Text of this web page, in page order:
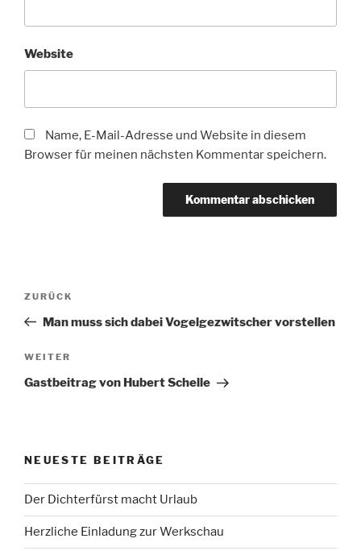
Website
Name, E-Mail-Adresse und Website in diesem
Browser für meinen nächsten Kommentar speichern.
Beitragsnavigation
Vorheriger
Beitrag
ZURÜCK
Man muss sich dabei Vogelgezwitscher vorstellen
Nächster
Beitrag
WEITER
Gastbeitrag von Hubert Schelle
NEUESTE BEITRÄGE
Der Dichterfürst macht Urlaub
Herzliche Einladung zur Werkschau